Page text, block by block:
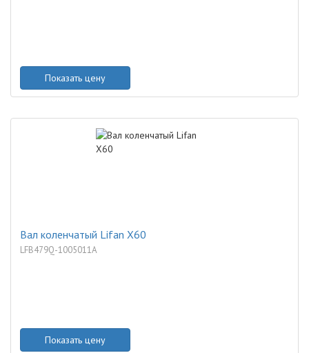
Показать цену
Вал коленчатый Lifan X60
LFB479Q-1005011A
Показать цену